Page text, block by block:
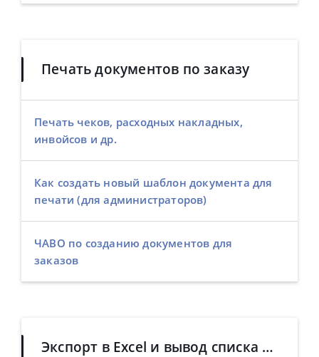
Печать документов по заказу
Печать чеков, расходных накладных,
инвойсов и др.
Как создать новый шаблон документа для
печати (для администраторов)
ЧАВО по созданию документов для
заказов
Экспорт в Excel и вывод списка заказов на печать